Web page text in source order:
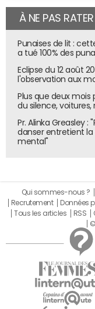
À NE PAS RATER
Punaises de lit :
a tué 100% des
Eclipse du 12 août
l'observation aux
Plus que deux mois
du silence,
Pr. Alinka Greasley
danser entretient la
mental"
Qui sommes-nous ?
Recrutement
Données
Tous les articles
RSS